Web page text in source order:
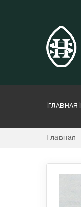
ГЛАВНАЯ
Главная